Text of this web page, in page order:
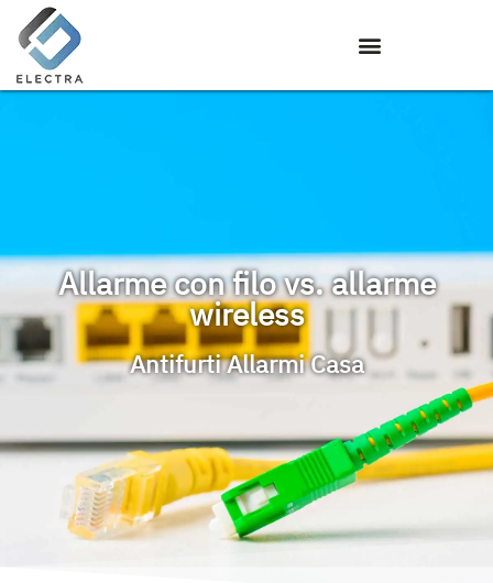
Allarme con filo vs. allarme
wireless
Antifurti Allarmi Casa